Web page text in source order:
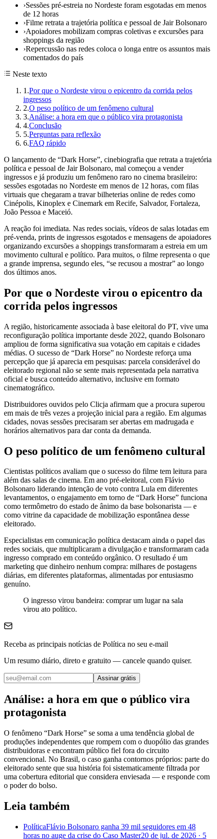
›Sessões pré-estreia no Nordeste foram esgotadas em menos
de 12 horas
›Filme retrata a trajetória política e pessoal de Jair Bolsonaro
›Apoiadores mobilizam compras coletivas e excursões para
shoppings da região
›Repercussão nas redes coloca o longa entre os assuntos mais
comentados do país
Neste texto
1 .Por que o Nordeste virou o epicentro da corrida pelos
ingressos
2.O peso político de um fenômeno cultural
3.Análise: a hora em que o público vira protagonista
4.Conclusão
5.Perguntas para reflexão
6.FAQ rápido
O lançamento de “Dark Horse”, cinebiografia que retrata a trajetória
política e pessoal de Jair Bolsonaro, mal começou a vender
ingressos e já produziu um fenômeno raro no cinema brasileiro:
sessões esgotadas no Nordeste em menos de 12 horas, com filas
virtuais que chegaram a travar bilheterias online de redes como
Cinépolis, Kinoplex e Cinemark em Recife, Salvador, Fortaleza,
João Pessoa e Maceió.
A reação foi imediata. Nas redes sociais, vídeos de salas lotadas em
pré-venda, prints de ingressos esgotados e mensagens de apoiadores
organizando excursões a shoppings transformaram a estreia em um
movimento cultural e político. Para muitos, o filme representa o que
a grande imprensa, segundo eles, “se recusou a mostrar” ao longo
dos últimos anos.
Por que o Nordeste virou o epicentro da
corrida pelos ingressos
A região, historicamente associada à base eleitoral do PT, vive uma
reconfiguração política importante desde 2022, quando Bolsonaro
ampliou de forma significativa sua votação em capitais e cidades
médias. O sucesso de “Dark Horse” no Nordeste reforça uma
percepção que já aparecia em pesquisas: parcela considerável do
eleitorado regional não se sente mais representada pela narrativa
oficial e busca conteúdo alternativo, inclusive em formato
cinematográfico.
Distribuidores ouvidos pelo Clicja afirmam que a procura superou
em mais de três vezes a projeção inicial para a região. Em algumas
cidades, novas sessões precisaram ser abertas em madrugada e
horários alternativos para dar conta da demanda.
O peso político de um fenômeno cultural
Cientistas políticos avaliam que o sucesso do filme tem leitura para
além das salas de cinema. Em ano pré-eleitoral, com Flávio
Bolsonaro liderando intenção de voto contra Lula em diferentes
levantamentos, o engajamento em torno de “Dark Horse” funciona
como termômetro do estado de ânimo da base bolsonarista — e
como vitrine da capacidade de mobilização espontânea desse
eleitorado.
Especialistas em comunicação política destacam ainda o papel das
redes sociais, que multiplicaram a divulgação e transformaram cada
ingresso comprado em conteúdo orgânico. O resultado é um
marketing que dinheiro nenhum compra: milhares de postagens
diárias, em diferentes plataformas, alimentadas por entusiasmo
genuíno.
O ingresso virou bandeira: comprar um lugar na sala
virou ato político.
Receba as principais notícias de Política no seu e-mail
Um resumo diário, direto e gratuito — cancele quando quiser.
Assinar grátis
Análise: a hora em que o público vira
protagonista
O fenômeno “Dark Horse” se soma a uma tendência global de
produções independentes que rompem com o duopólio das grandes
distribuidoras e encontram público fiel fora do circuito
convencional. No Brasil, o caso ganha contornos próprios: parte do
eleitorado sente que sua história foi sistematicamente filtrada por
uma cobertura editorial que considera enviesada — e responde com
o poder do bolso.
Leia também
PolíticaFlávio Bolsonaro ganha 39 mil seguidores em 48
horas no auge da crise do Caso Master20 de jul. de 2026 · 5